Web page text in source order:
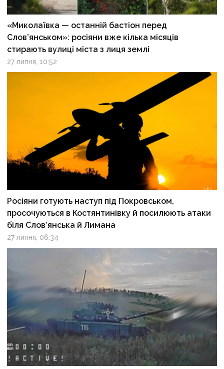
«Миколаївка — останній бастіон перед
Слов’янськом»: росіяни вже кілька місяців
стирають вулиці міста з лиця землі
27 липня, 10:52
Росіяни готують наступ під Покровськом,
просочуються в Костянтинівку й посилюють атаки
біля Слов’янська й Лимана
27 липня, 06:34